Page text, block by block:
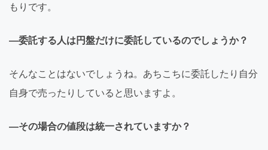
もりです。
―委託する人は円盤だけに委託しているのでしょうか？
そんなことはないでしょうね。あちこちに委託したり自分
自身で売ったりしていると思いますよ。
―その場合の値段は統一されていますか？